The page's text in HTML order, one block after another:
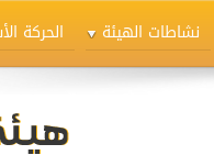
نشاطات الهيئة الحركة